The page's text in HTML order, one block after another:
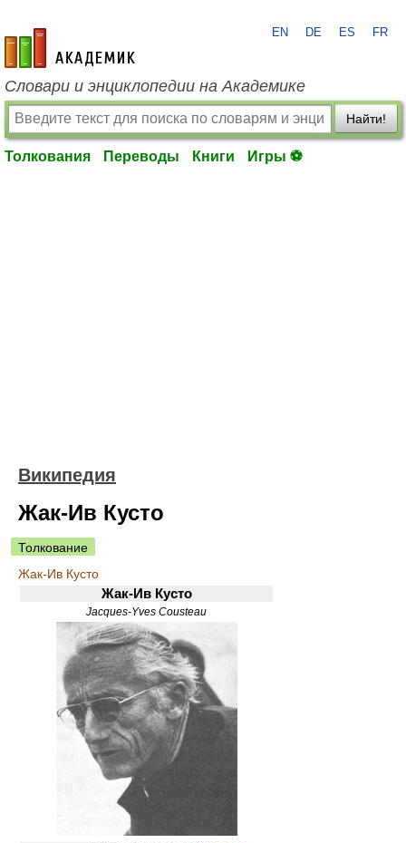
academic.ru
EN DE ES FR
Словари и энциклопедии на Академике
Найти!
Толкования Переводы Книги Игры ⚽
Википедия
Жак-Ив Кусто
Толкование
Жак-Ив Кусто
Жак-Ив Кусто
Jacques-Yves Cousteau